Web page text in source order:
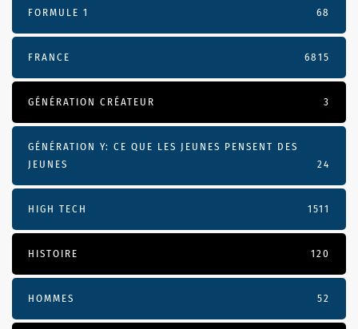
FORMULE 1 68
FRANCE 6815
GÉNÉRATION CRÉATEUR 3
GÉNÉRATION Y: CE QUE LES JEUNES PENSENT DES
JEUNES
24
HIGH TECH 1511
HISTOIRE 120
HOMMES 52